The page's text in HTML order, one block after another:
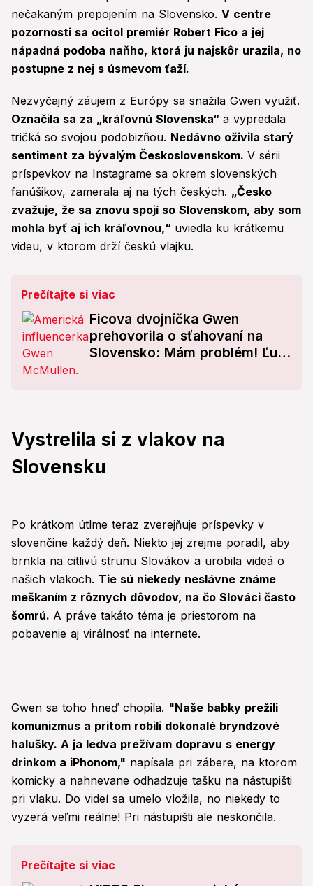
nečakaným prepojením na Slovensko. V centre
pozornosti sa ocitol premiér Robert Fico a jej
nápadná podoba naňho, ktorá ju najskôr urazila, no
postupne z nej s úsmevom ťaží.
Nezvyčajný záujem z Európy sa snažila Gwen využiť.
Označila sa za „kráľovnú Slovenska“ a vypredala
tričká so svojou podobizňou. Nedávno oživila starý
sentiment za bývalým Československom. V sérii
príspevkov na Instagrame sa okrem slovenských
fanúšikov, zamerala aj na tých českých. „Česko
zvažuje, že sa znovu spojí so Slovenskom, aby som
mohla byť aj ich kráľovnou,“ uviedla ku krátkemu
videu, v ktorom drží českú vlajku.
Prečítajte si viac
Ficova dvojníčka Gwen
prehovorila o sťahovaní na
Slovensko: Mám problém! Ľudí
Vystrelila si z vlakov na
Slovensku
Po krátkom útlme teraz zverejňuje príspevky v
slovenčine každý deň. Niekto jej zrejme poradil, aby
brnkla na citlivú strunu Slovákov a urobila videá o
našich vlakoch. Tie sú niekedy neslávne známe
meškaním z rôznych dôvodov, na čo Slováci často
šomrú. A práve takáto téma je priestorom na
pobavenie aj virálnosť na internete.
Gwen sa toho hneď chopila. "Naše babky prežili
komunizmus a pritom robili dokonalé bryndzové
halušky. A ja ledva prežívam dopravu s energy
drinkom a iPhonom," napísala pri zábere, na ktorom
komicky a nahnevane odhadzuje tašku na nástupišti
pri vlaku. Do videí sa umelo vložila, no niekedy to
vyzerá veľmi reálne! Pri nástupišti ale neskončila.
Prečítajte si viac